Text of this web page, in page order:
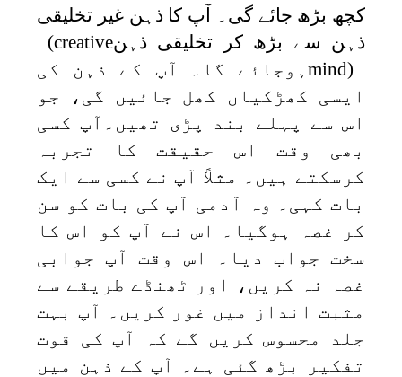
کچھ بڑھ جائے گی۔ آپ کا ذہن غیر تخلیقی
ذہن سے بڑھ کر تخلیقی ذہن(creative
mind) ہوجائے گا۔ آپ کے ذہن کی
ایسی کھڑکیاں کھل جائیں گی، جو
اس سے پہلے بند پڑی تھیں۔آپ کسی
بھی وقت اس حقیقت کا تجربہ
کرسکتے ہیں۔ مثلاً آپ نے کسی سے ایک
بات کہی۔ وہ آدمی آپ کی بات کو سن
کر غصہ ہوگیا۔ اس نے آپ کو اس کا
سخت جواب دیا۔ اس وقت آپ جوابی
غصہ نہ کریں، اور ٹھنڈے طریقے سے
مثبت انداز میں غور کریں۔ آپ بہت
جلد محسوس کریں گے کہ آپ کی قوت
تفکیر بڑھ گئی ہے۔ آپ کے ذہن میں